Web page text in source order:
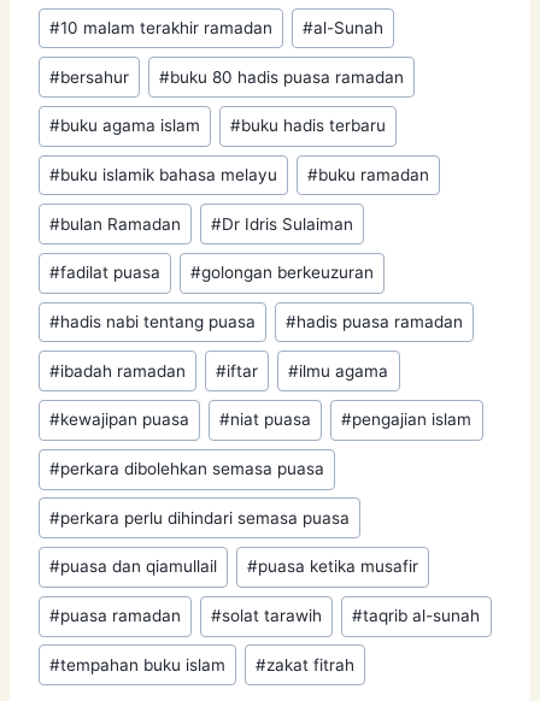
Post
Tags:
#10 malam terakhir ramadan #al-Sunah
#bersahur #buku 80 hadis puasa ramadan
#buku agama islam #buku hadis terbaru
#buku islamik bahasa melayu #buku ramadan
#bulan Ramadan #Dr Idris Sulaiman
#fadilat puasa #golongan berkeuzuran
#hadis nabi tentang puasa #hadis puasa ramadan
#ibadah ramadan #iftar #ilmu agama
#kewajipan puasa #niat puasa #pengajian islam
#perkara dibolehkan semasa puasa
#perkara perlu dihindari semasa puasa
#puasa dan qiamullail #puasa ketika musafir
#puasa ramadan #solat tarawih #taqrib al-sunah
#tempahan buku islam #zakat fitrah